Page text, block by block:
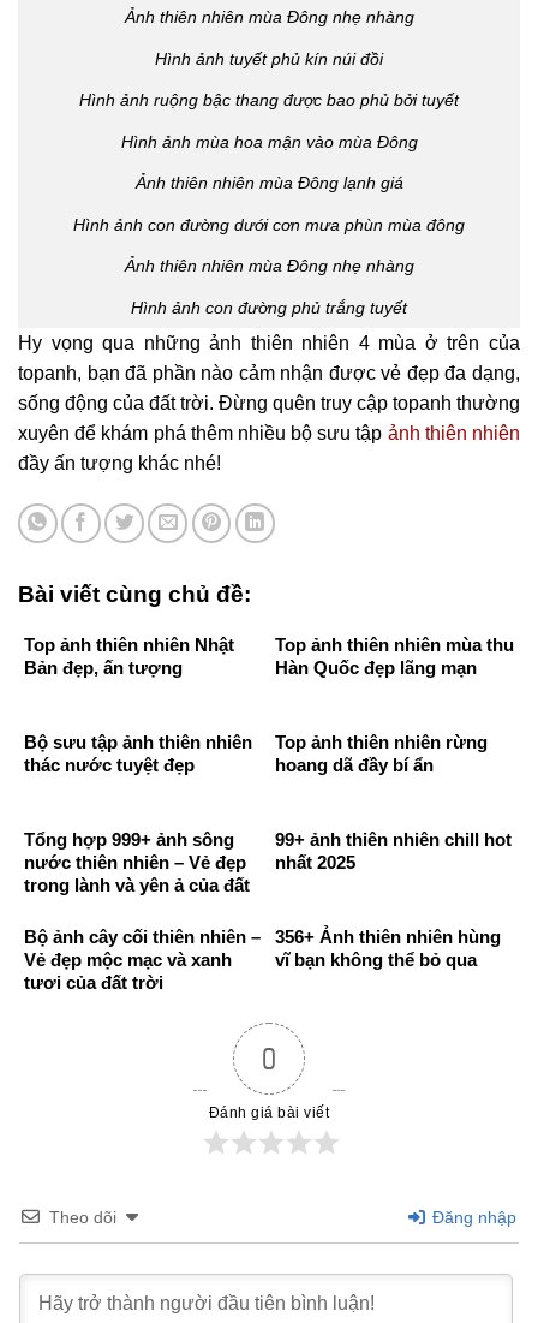
Ảnh thiên nhiên mùa Đông nhẹ nhàng
Hình ảnh tuyết phủ kín núi đồi
Hình ảnh ruộng bậc thang được bao phủ bởi tuyết
Hình ảnh mùa hoa mận vào mùa Đông
Ảnh thiên nhiên mùa Đông lạnh giá
Hình ảnh con đường dưới cơn mưa phùn mùa đông
Ảnh thiên nhiên mùa Đông nhẹ nhàng
Hình ảnh con đường phủ trắng tuyết
Hy vọng qua những ảnh thiên nhiên 4 mùa ở trên của
topanh, bạn đã phần nào cảm nhận được vẻ đẹp đa dạng,
sống động của đất trời. Đừng quên truy cập topanh thường
xuyên để khám phá thêm nhiều bộ sưu tập ảnh thiên nhiên
đầy ấn tượng khác nhé!
Bài viết cùng chủ đề:
Top ảnh thiên nhiên Nhật
Bản đẹp, ấn tượng
Top ảnh thiên nhiên mùa thu
Hàn Quốc đẹp lãng mạn
Bộ sưu tập ảnh thiên nhiên
thác nước tuyệt đẹp
Top ảnh thiên nhiên rừng
hoang dã đầy bí ẩn
Tổng hợp 999+ ảnh sông
nước thiên nhiên – Vẻ đẹp
trong lành và yên ả của đất
99+ ảnh thiên nhiên chill hot
nhất 2025
Bộ ảnh cây cối thiên nhiên –
Vẻ đẹp mộc mạc và xanh
tươi của đất trời
356+ Ảnh thiên nhiên hùng
vĩ bạn không thể bỏ qua
0
Đánh giá bài viết
Theo dõi Đăng nhập